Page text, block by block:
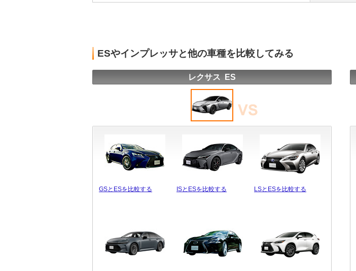
ESやインプレッサと他の車種を比較してみる
レクサス ES
GSとESを比較する ISとESを比較する LSとESを比較する